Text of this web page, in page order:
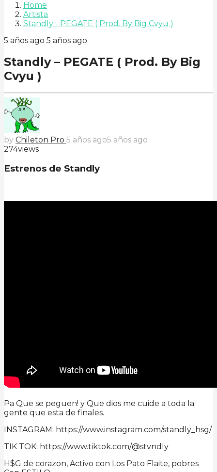
Home
Artista
Standly - PEGATE ( Prod. By Big Cvyu )
5 años ago 5 años ago
Standly – PEGATE ( Prod. By Big
Cvyu )
by Chileton Pro 5 años ago5 años ago
274views
Estrenos de Standly
Pa Que se peguen! y Que dios me cuide a toda la
gente que esta de finales.
INSTAGRAM: https://www.instagram.com/standly_hsg/
TIK TOK: https://www.tiktok.com/@stvndly
H$G de corazon, Activo con Los Pato Flaite, pobres